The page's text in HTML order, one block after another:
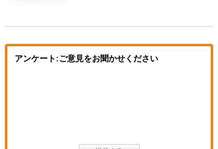
アンケート:ご意見をお聞かせください